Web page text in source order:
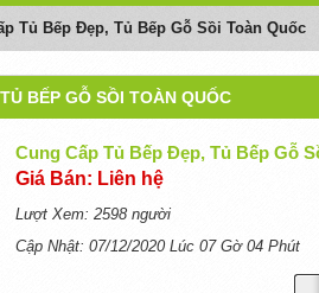
Tủ Bếp Đẹp, Tủ Bếp Gỗ Sồi Toàn Quốc
BẾP GỖ SỒI TOÀN QUỐC
Cung Cấp Tủ Bếp Đẹp, Tủ Bếp Gỗ
Giá Bán: Liên hệ
Lượt Xem: 2598 người
Cập Nhật: 07/12/2020 Lúc 07 Gờ 04 Phút